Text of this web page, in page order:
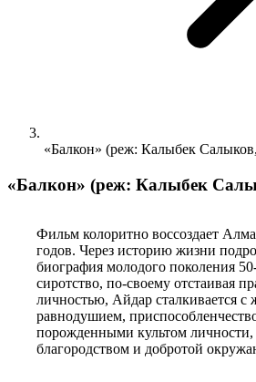
«Балкон» (реж: Калыбек
«Балкон» (реж: Калыбек
Фильм колоритно воссоздает
годов. Через историю жизни
биография молодого поколения
сиротство, по-своему отстаивая
личностью, Айдар сталкивается с
равнодушием,
порожденными культом личности,
благородством и добротой